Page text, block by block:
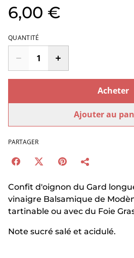
6,00 €
QUANTITÉ
Acheter
Ajouter au
PARTAGER
Confit d'oignon du Gard
vinaigre Balsamique de
tartinable ou avec du Foie
Note sucré salé et acidulé.